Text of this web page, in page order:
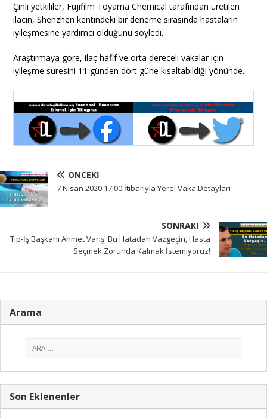
Çinli yetkililer, Fujifilm Toyama Chemical tarafından üretilen
ilacın, Shenzhen kentindeki bir deneme sırasında hastaların
iyileşmesine yardımcı olduğunu söyledi.
Araştırmaya göre, ilaç hafif ve orta dereceli vakalar için
iyileşme süresini 11 günden dört güne kısaltabildiği yönünde.
ÖNCEKI
7 Nisan 2020 17.00 İtibarıyla Yerel Vaka Detayları
SONRAKI
Tıp-İş Başkanı Ahmet Varış: Bu Hatadan Vazgeçin, Hasta
Seçmek Zorunda Kalmak İstemiyoruz!
Arama
Son Eklenenler